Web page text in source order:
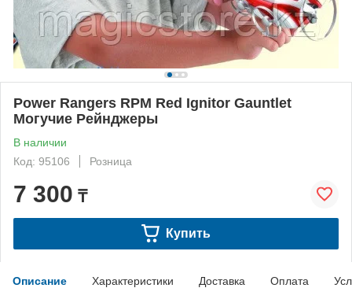
Power Rangers RPM Red Ignitor Gauntlet
Могучие Рейнджеры
В наличии
Код: 95106
Розница
7 300 ₸
Купить
Описание Характеристики Доставка Оплата